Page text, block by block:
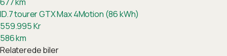
ID.7 tourer GTX Max 4Motion (86 kWh)
559.995Kr
586km
Relaterede biler